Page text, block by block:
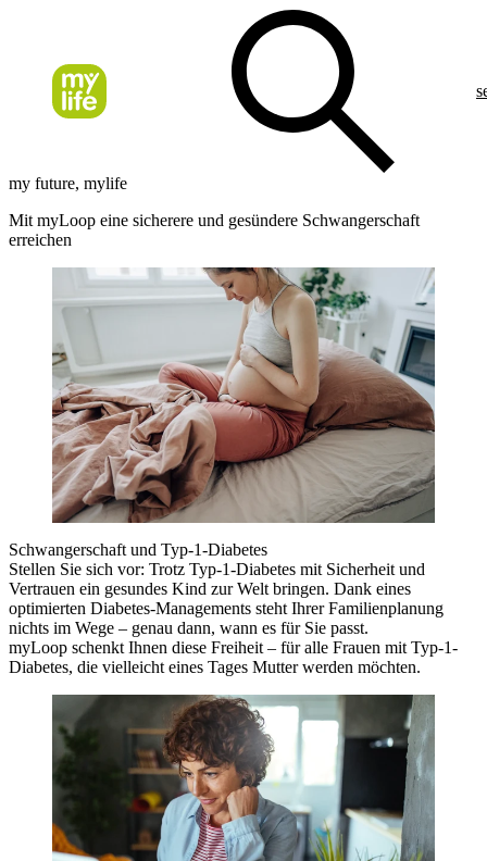
my future, mylife
Mit myLoop eine sicherere und gesündere Schwangerschaft
erreichen
Schwangerschaft und Typ-1-Diabetes
Stellen Sie sich vor: Trotz Typ-1-Diabetes mit Sicherheit und
Vertrauen ein gesundes Kind zur Welt bringen. Dank eines
optimierten Diabetes-Managements steht Ihrer Familienplanung
nichts im Wege – genau dann, wann es für Sie passt.
myLoop schenkt Ihnen diese Freiheit – für alle Frauen mit Typ-1-
Diabetes, die vielleicht eines Tages Mutter werden möchten.